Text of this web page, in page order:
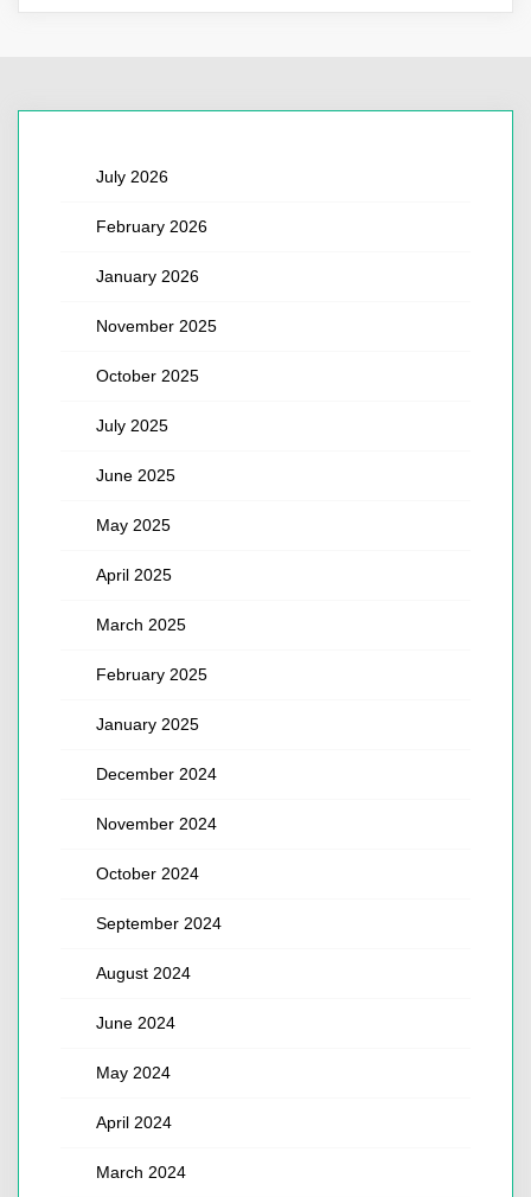
July 2026
February 2026
January 2026
November 2025
October 2025
July 2025
June 2025
May 2025
April 2025
March 2025
February 2025
January 2025
December 2024
November 2024
October 2024
September 2024
August 2024
June 2024
May 2024
April 2024
March 2024